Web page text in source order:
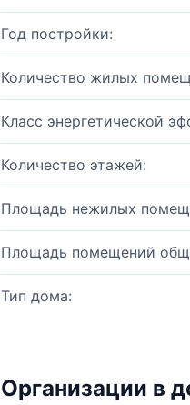
Год постройки:
Количество жилых
Класс энергетической
Количество этажей:
Площадь нежилых
Площадь помещений
Тип дома:
Организации в